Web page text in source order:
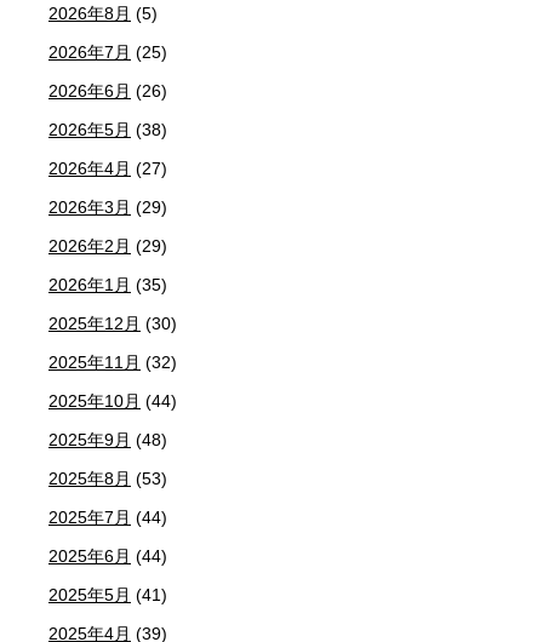
2026年8月 (5)
2026年7月 (25)
2026年6月 (26)
2026年5月 (38)
2026年4月 (27)
2026年3月 (29)
2026年2月 (29)
2026年1月 (35)
2025年12月 (30)
2025年11月 (32)
2025年10月 (44)
2025年9月 (48)
2025年8月 (53)
2025年7月 (44)
2025年6月 (44)
2025年5月 (41)
2025年4月 (39)